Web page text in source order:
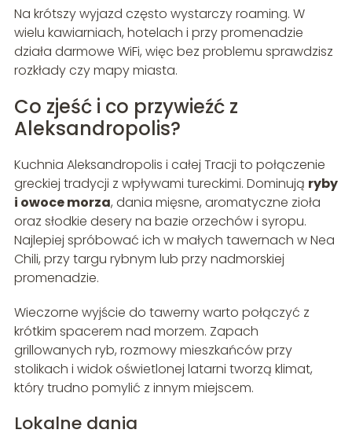
Na krótszy wyjazd często wystarczy roaming. W
wielu kawiarniach, hotelach i przy promenadzie
działa darmowe WiFi, więc bez problemu sprawdzisz
rozkłady czy mapy miasta.
Co zjeść i co przywieźć z
Aleksandropolis?
Kuchnia Aleksandropolis i całej Tracji to połączenie
greckiej tradycji z wpływami tureckimi. Dominują ryby
i owoce morza, dania mięsne, aromatyczne zioła
oraz słodkie desery na bazie orzechów i syropu.
Najlepiej spróbować ich w małych tawernach w Nea
Chili, przy targu rybnym lub przy nadmorskiej
promenadzie.
Wieczorne wyjście do tawerny warto połączyć z
krótkim spacerem nad morzem. Zapach
grillowanych ryb, rozmowy mieszkańców przy
stolikach i widok oświetlonej latarni tworzą klimat,
który trudno pomylić z innym miejscem.
Lokalne dania